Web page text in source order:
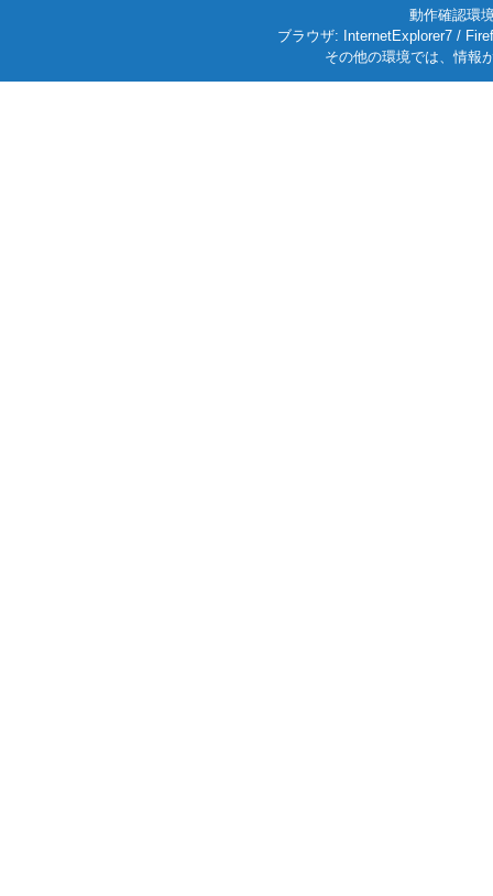
動作確認環
ブラウザ: InternetExplorer7 /
その他の環境では、情報